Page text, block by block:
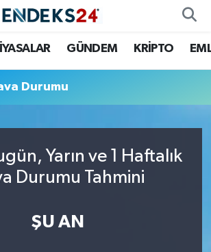
GÜNDEM KRİPTO
Durumu
Yarın ve 1 Haftalık
Durumu Tahmini
ŞU AN
Durumu ve Fikstür
Haberleri